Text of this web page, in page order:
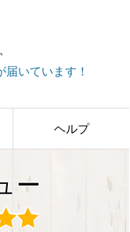
届いています！
ヘルプ
ー